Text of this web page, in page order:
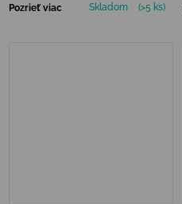
Pozrieť viac Skladom (>5 ks)